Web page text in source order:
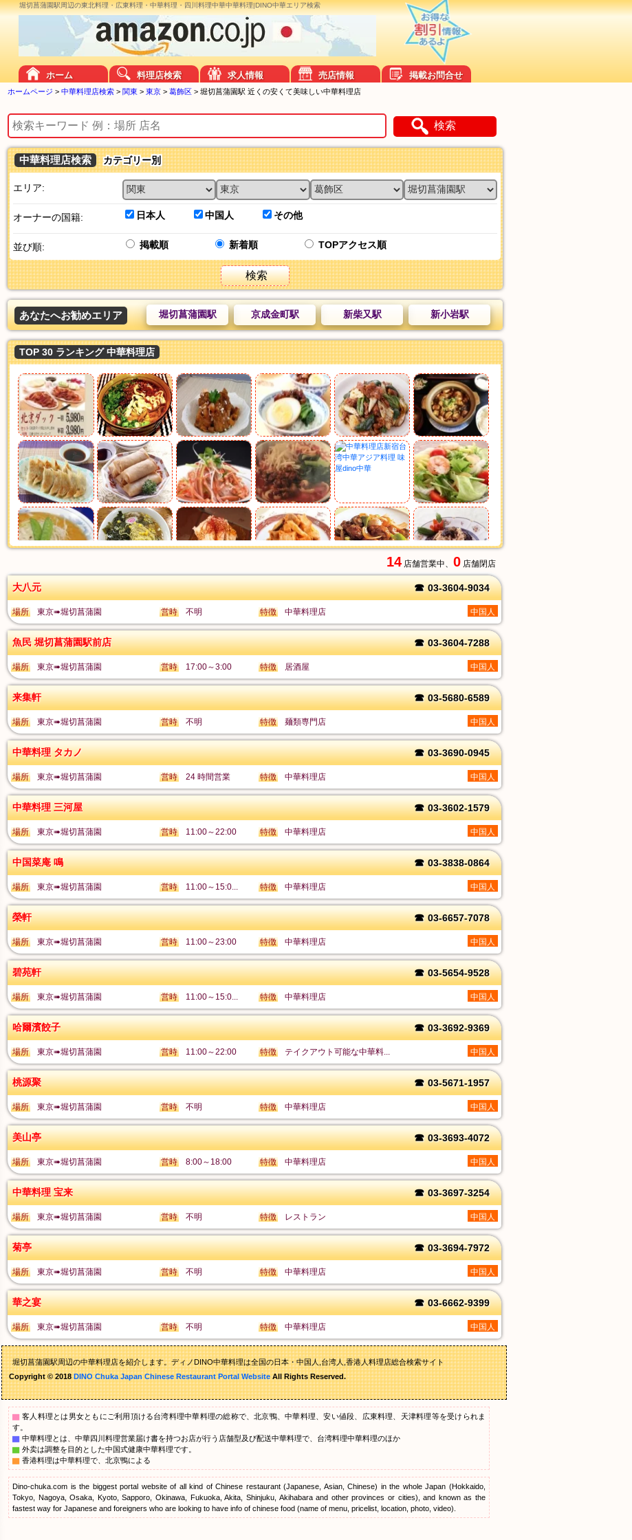
堀切菖蒲園駅周辺の東北料理・広東料理・中華料理・四川料理中華中華料理|DINO中華エリア検索
ホーム 料理店検索 求人情報 売店情報 掲載お問合せ
ホームページ > 中華料理店検索 > 関東 > 東京 > 葛飾区 > 堀切菖蒲園駅 近くの安くて美味しい中華料理店
検索
中華料理店検索 カテゴリー別
エリア:
オーナーの国籍: 日本人 中国人 その他
並び順: 掲載順 新着順 TOPアクセス順
検索
あなたへお勧めエリア 新小岩駅
新柴又駅
京成金町駅
堀切菖蒲園駅
TOP 30 ランキング 中華料理店
14 店舗営業中、 0 店舗閉店
大八元 ☎ 03-3604-9034
場所 東京➠堀切菖蒲園 営時 不明 特徴 中華料理店 中国人
魚民 堀切菖蒲園駅前店 ☎ 03-3604-7288
場所 東京➠堀切菖蒲園 営時 17:00～3:00 特徴 居酒屋 中国人
来集軒 ☎ 03-5680-6589
場所 東京➠堀切菖蒲園 営時 不明 特徴 麺類専門店 中国人
中華料理 タカノ ☎ 03-3690-0945
場所 東京➠堀切菖蒲園 営時 24 時間営業 特徴 中華料理店 中国人
中華料理 三河屋 ☎ 03-3602-1579
場所 東京➠堀切菖蒲園 営時 11:00～22:00 特徴 中華料理店 中国人
中国菜庵 鳴 ☎ 03-3838-0864
場所 東京➠堀切菖蒲園 営時 11:00～15:0... 特徴 中華料理店 中国人
榮軒 ☎ 03-6657-7078
場所 東京➠堀切菖蒲園 営時 11:00～23:00 特徴 中華料理店 中国人
碧苑軒 ☎ 03-5654-9528
場所 東京➠堀切菖蒲園 営時 11:00～15:0... 特徴 中華料理店 中国人
哈爾濱餃子 ☎ 03-3692-9369
場所 東京➠堀切菖蒲園 営時 11:00～22:00 特徴 テイクアウト可能な中華料... 中国人
桃源聚 ☎ 03-5671-1957
場所 東京➠堀切菖蒲園 営時 不明 特徴 中華料理店 中国人
美山亭 ☎ 03-3693-4072
場所 東京➠堀切菖蒲園 営時 8:00～18:00 特徴 中華料理店 中国人
中華料理 宝来 ☎ 03-3697-3254
場所 東京➠堀切菖蒲園 営時 不明 特徴 レストラン 中国人
菊亭 ☎ 03-3694-7972
場所 東京➠堀切菖蒲園 営時 不明 特徴 中華料理店 中国人
華之宴 ☎ 03-6662-9399
場所 東京➠堀切菖蒲園 営時 不明 特徴 中華料理店 中国人
堀切菖蒲園駅周辺の中華料理店を紹介します。ディノDINO中華料理は全国の日本・中国人,台湾人,香港人料理店総合検索サイト
Copyright © 2018DINO Chuka Japan Chinese Restaurant Portal WebsiteAll Rights Reserved.
▇ 客人料理とは男女ともにご利用頂ける台湾料理中華料理の総称で、北京鴨、中華料理、安い値段、広東料理、天津料理等を受けられま
す。
▇ 中華料理とは、中華四川料理営業届け書を持つお店が行う店舗型及び配送中華料理で、台湾料理中華料理のほか
▇ 外卖は調整を目的とした中国式健康中華料理です。
▇ 香港料理は中華料理で、北京鴨による
Dino-chuka.com is the biggest portal website of all kind of Chinese restaurant (Japanese, Asian, Chinese) in the whole Japan (Hokkaido,
Tokyo, Nagoya, Osaka, Kyoto, Sapporo, Okinawa, Fukuoka, Akita, Shinjuku, Akihabara and other provinces or cities), and known as the
fastest way for Japanese and foreigners who are looking to have info of chinese food (name of menu, pricelist, location, photo, video).